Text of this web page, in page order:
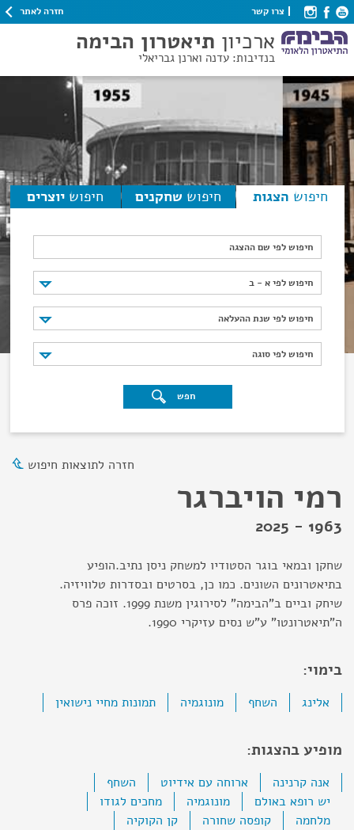
צרו קשר חזרה לאתר
ארכיון תיאטרון הבימה
בנדיבות: עדנה וארנן גבריאלי
חיפוש הצגות חיפוש שחקנים חיפוש יוצרים
חיפוש לפי שם ההצגה
חיפוש לפי א - ב
חיפוש לפי א - ב
חיפוש לפי שנת ההעלאה
חיפוש לפי שנת ההעלאה
חיפוש לפי סוגה
חיפוש לפי סוגה
חפש
חזרה לתוצאות חיפוש
רמי הויברגר
1963 - 2025
שחקן ובמאי בוגר הסטודיו למשחק ניסן נתיב.הופיע
בתיאטרונים השונים. כמו כן, בסרטים ובסדרות טלוויזיה.
שיחק וביים ב"הבימה" לסירוגין משנת 1999. זוכה פרס
ה"תיאטרונטו" ע"ש נסים עזיקרי 1990.
בימוי:
אלינג השחף מונוגמיה תמונות מחיי נישואין
מופיע בהצגות:
אנה קרנינה ארוחה עם אידיוט
השחף
יש רופא באולם
מונוגמיה
מחכים לגודו
מלחמה
קופסה שחורה
קן הקוקיה